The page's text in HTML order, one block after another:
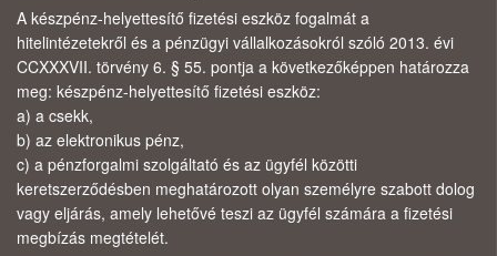
A készpénz-helyettesítő fizetési eszköz fogalmát a
hitelintézetekről és a pénzügyi vállalkozásokról szóló 2013. évi
CCXXXVII. törvény 6. § 55. pontja a következőképpen határozza
meg: készpénz-helyettesítő fizetési eszköz:
a) a csekk,
b) az elektronikus pénz,
c) a pénzforgalmi szolgáltató és az ügyfél közötti
keretszerződésben meghatározott olyan személyre szabott dolog
vagy eljárás, amely lehetővé teszi az ügyfél számára a fizetési
megbízás megtételét.